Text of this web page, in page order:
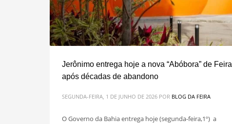
Jerônimo entrega hoje a nova “Abóbora” de Feira
após décadas de abandono
SEGUNDA-FEIRA, 1 DE JUNHO DE 2026 POR BLOG DA FEIRA
O Governo da Bahia entrega hoje (segunda-feira,1º) a